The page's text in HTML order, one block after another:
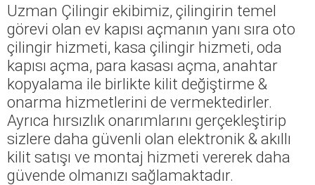
Uzman Çilingir ekibimiz, çilingirin temel
görevi olan ev kapısı açmanın yanı sıra oto
çilingir hizmeti, kasa çilingir hizmeti, oda
kapısı açma, para kasası açma, anahtar
kopyalama ile birlikte kilit değiştirme &
onarma hizmetlerini de vermektedirler.
Ayrıca hırsızlık onarımlarını gerçekleştirip
sizlere daha güvenli olan elektronik & akıllı
kilit satışı ve montaj hizmeti vererek daha
güvende olmanızı sağlamaktadır.